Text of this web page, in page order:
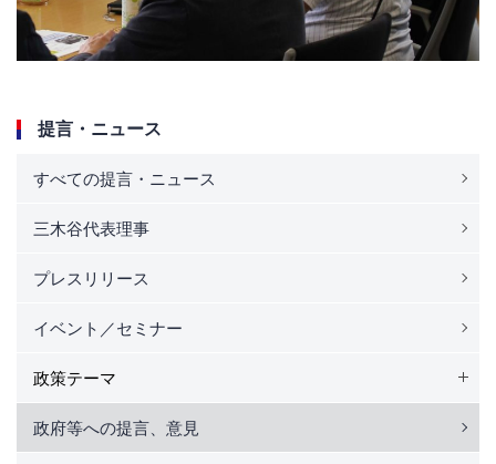
提言・ニュース
すべての提言・ニュース
三木谷代表理事
プレスリリース
イベント／セミナー
政策テーマ
政府等への提言、意見